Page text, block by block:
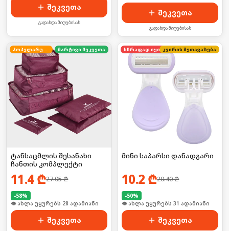
შეკვეთა
გადახდა მიღებისას
შეკვეთა
გადახდა მიღებისას
პოპულარული მარტივი შეკვეთა
ტანსაცმლის შესანახი
ჩანთის კომპლექტი
11.4₾27.05₾
-58%
🛒 ბოლო 24სთ-ში იყიდა 37-მა
შეკვეთა
სწრაფად იყიდება
კვირის შეთავაზება
მინი საპარსი დანადგარი
10.2 ₾20.40₾
-50%
🛒 ბოლო 24სთ-ში იყიდა 46-მა
შეკვეთა